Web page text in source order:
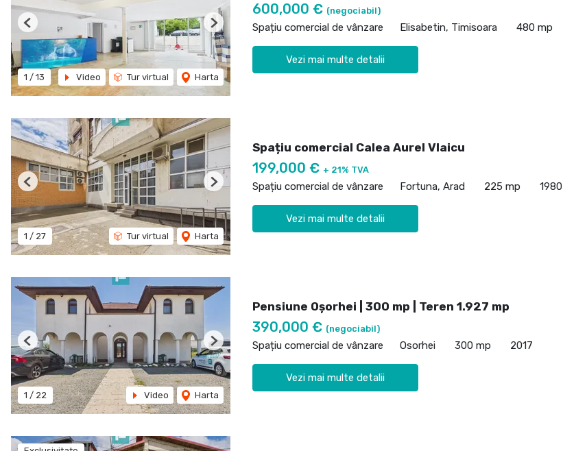
1 / 13 Video Tur virtual Harta
Previous Next
600,000 € (negociabil)
Spațiu comercial de vânzare Elisabetin, Timisoara 480 mp
Vezi mai multe detalii
1 / 27 Tur virtual Harta
Previous Next
Spațiu comercial Calea Aurel Vlaicu
199,000 € + 21% TVA
Spațiu comercial de vânzare Fortuna, Arad 225 mp 1980
Vezi mai multe detalii
1 / 22 Video Harta
Previous Next
Pensiune Oșorhei | 300 mp | Teren 1.927 mp
390,000 € (negociabil)
Spațiu comercial de vânzare Osorhei 300 mp 2017
Vezi mai multe detalii